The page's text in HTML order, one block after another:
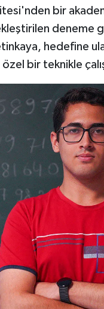
bir
deneme
hedefine
bir teknikle